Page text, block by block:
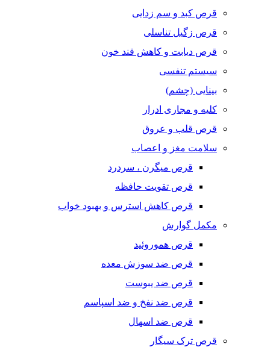
قرص کبد و سم زدایی
قرص زگیل تناسلی
قرص دیابت و کاهش قند خون
سیستم تنفسی
بینایی (چشم)
کلیه و مجاری ادرار
قرص قلب و عروق
سلامت مغز و اعصاب
قرص میگرن ، سردرد
قرص تقویت حافظه
قرص کاهش استرس و بهبود خواب
مکمل گوارش
قرص هموروئید
قرص ضد سوزش معده
قرص ضد یبوست
قرص ضد نفخ و ضد اسپاسم
قرص ضد اسهال
قرص ترک سیگار